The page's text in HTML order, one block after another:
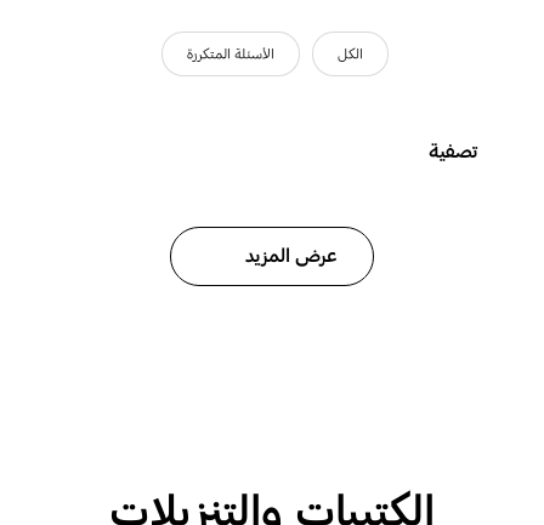
الكل الأسئلة المتكررة
تصفية
عرض المزيد
الكتيبات والتنزيلات